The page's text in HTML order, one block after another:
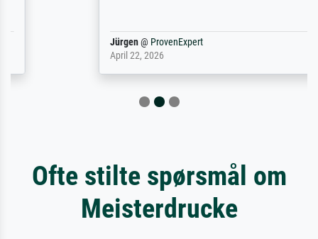
ProvenExpert
April 22, 2026
Ofte stilte spørsmål om
Meisterdrucke